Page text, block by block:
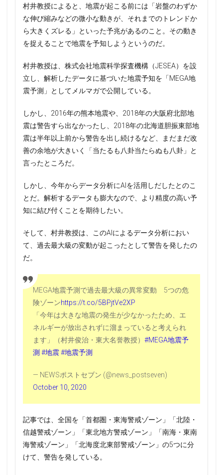
村井教授によると、地震が起こる前には「岩盤のわずか
な伸び縮みなどの微小な動きが、それまでのトレンドか
ら大きくズレる」といった予兆があるのこと。その動き
を捉えることで地震を予知しようというのだ。
村井教授は、株式会社地震科学探査機構（JESEA）を設
立し、解析したデータに基づいた地震予知を「MEGA地
震予測」としてメルマガで公開している。
しかし、2016年の熊本地震や、2018年の大阪府北部地
震は警告すら出なかったし、2018年の北海道胆振東部地
震は半年以上前から警告を出し続けるなど、まだまだ改
善の余地が大きいく「当たるも八卦当たらぬも八卦」と
言ったところだ。
しかし、今年からデータ分析にAIを活用しだしたとのこ
とだ。解析するデータも膨大なので、より精度の高い予
知に結び付くことを期待したい。
そして、村井教授は、このAIによるデータ分析におい
て、過去最大級の変動が起こったとして警告を発したの
だ。
MEGA地震予測で過去最大級の異常変動 5つの危
険ゾーンhttps://t.co/5BPjtVe2XP
「今年は大きな地震の発生が少なかったため、エ
ネルギーが放出されずに溜まっていると考えられ
ます」（村井俊治・東大名誉教授） #MEGA地震予
測 #地震#地震予測
— NEWSポストセブン (@news_postseven)
October 10, 2020
記事では、全国を「首都圏・東海警戒ゾーン」「北陸・
信越警戒ゾーン」「東北地方警戒ゾーン」「南海・東南
海警戒ゾーン」「北海度北東部警戒ゾーン」の5つに分
けて、警告を発している。